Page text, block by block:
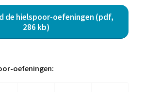
de hielspoor-oefeningen (pdf,
286 kb)
oefeningen: